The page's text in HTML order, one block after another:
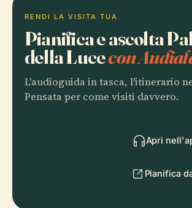
RENDI LA VISITA TUA
Pianifica e ascolta
della Lucecon
L'audioguida in tasca, l'itinerario
Pensata per come visiti davvero.
Apri
Pianifica